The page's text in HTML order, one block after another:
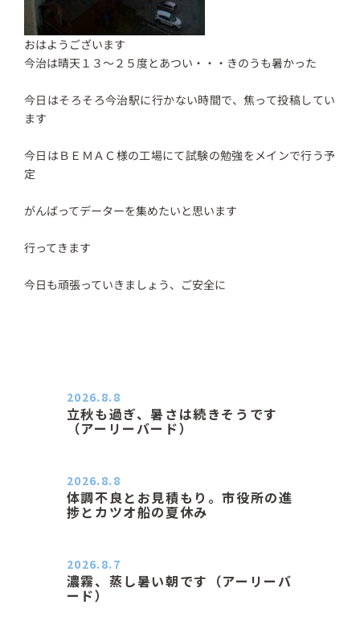
おはようございます
今治は晴天１３～２５度とあつい・・・きのうも暑かった
今日はそろそろ今治駅に行かない時間で、焦って投稿してい
ます
今日はＢＥＭＡＣ様の工場にて試験の勉強をメインで行う予
定
がんばってデーターを集めたいと思います
行ってきます
今日も頑張っていきましょう、ご安全に
立秋も過ぎ、暑さは続きそうです
（アーリーバード）
2026.8.8
体調不良とお見積もり。市役所の進
捗とカツオ船の夏休み
2026.8.8
濃霧、蒸し暑い朝です（アーリーバ
ード）
2026.8.7